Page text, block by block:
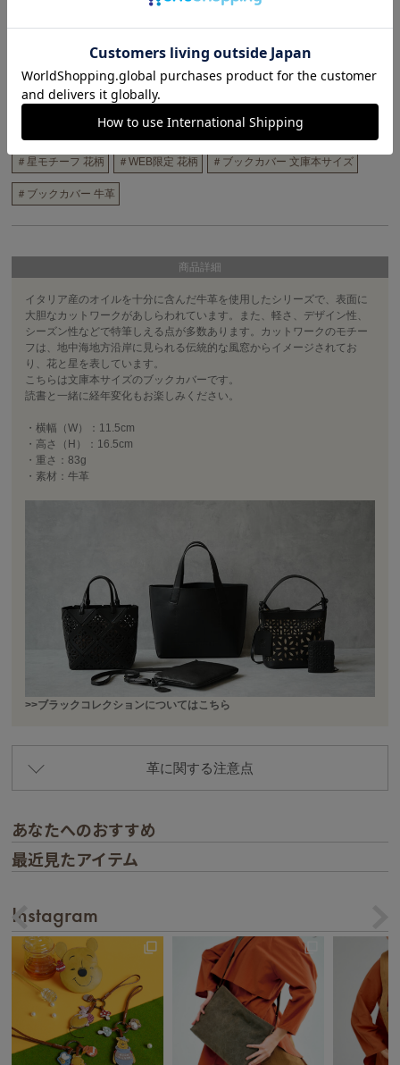
ワイン
＃牛革 カットワーク ＃牛革 星モチーフ
＃WEB限定 カットワーク ＃WEB限定 星モチーフ
＃星モチーフ 花柄 ＃WEB限定 花柄 ＃ブックカバー 文庫本サイズ
＃ブックカバー 牛革
商品詳細
イタリア産のオイルを十分に含んだ牛革を使用したシリーズで、表面に
大胆なカットワークがあしらわれています。また、軽さ、デザイン性、
シーズン性などで特筆しえる点が多数あります。カットワークのモチー
フは、地中海地方沿岸に見られる伝統的な風窓からイメージされてお
り、花と星を表しています。
こちらは文庫本サイズのブックカバーです。
読書と一緒に経年変化もお楽しみください。
・横幅（W）：11.5cm
・高さ（H）：16.5cm
・重さ：83g
・素材：牛革
>>ブラックコレクションについてはこちら
革に関する注意点
あなたへのおすすめ
最近見たアイテム
Instagram